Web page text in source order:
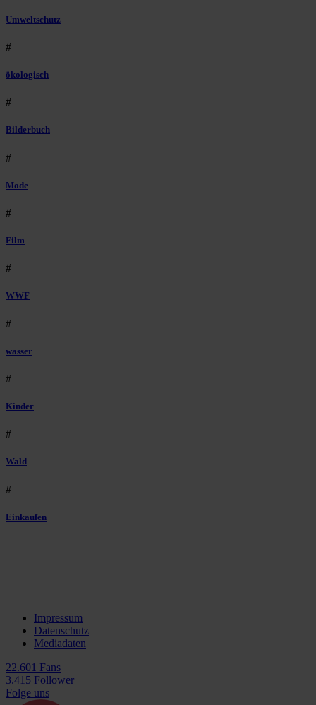
Umweltschutz
#
ökologisch
#
Bilderbuch
#
Mode
#
Film
#
WWF
#
wasser
#
Kinder
#
Wald
#
Einkaufen
Impressum
Datenschutz
Mediadaten
22.601 Fans
3.415 Follower
Folge uns